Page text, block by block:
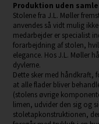
Produktion uden
Stolene fra J.L. Møller
anvendes så vidt mulig
medarbejder er specialist
forarbejdning af stolen,
elegance. Hos J.L. Møller
dyvlerne.
Dette sker med håndkraft,
at alle flader bliver
(stolens øvrige
limen, udvider den sig og
stoletapkonstruktionen,